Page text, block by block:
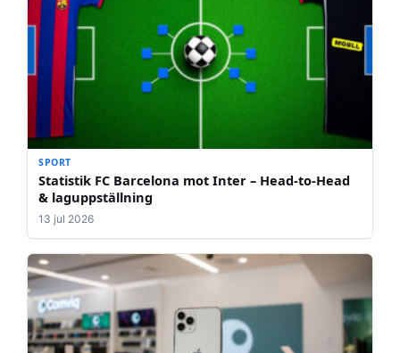
SPORT
Statistik FC Barcelona mot Inter – Head-to-Head
& laguppställning
13 jul 2026